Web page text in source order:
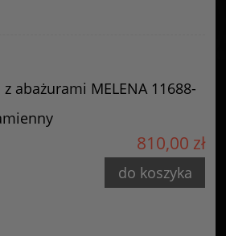
abażurami MELENA 11688-
810,00 zł
do koszyka